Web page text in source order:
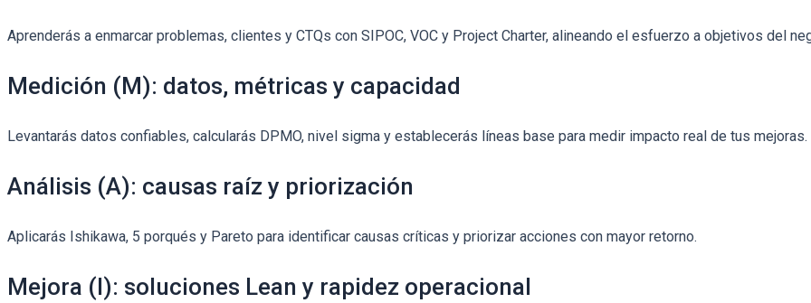
Aprenderás a enmarcar problemas, clientes y CTQs con SIPOC, VOC y Project Charter, alineando el esfuerzo a objetivos del
Medición (M): datos, métricas y capacidad
Levantarás datos confiables, calcularás DPMO, nivel sigma y establecerás líneas base para medir impacto real de tus mejoras.
Análisis (A): causas raíz y priorización
Aplicarás Ishikawa, 5 porqués y Pareto para identificar causas críticas y priorizar acciones con mayor retorno.
Mejora (I): soluciones Lean y rapidez operacional